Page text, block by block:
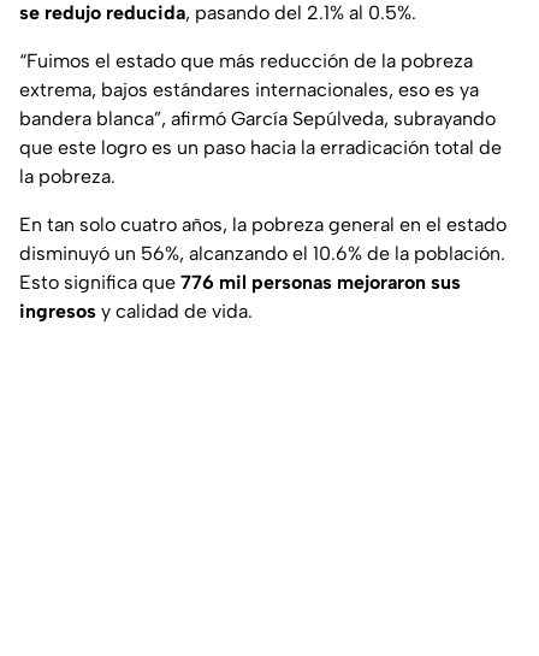
se redujo reducida, pasando del 2.1% al 0.5%.
“Fuimos el estado que más reducción de la pobreza
extrema, bajos estándares internacionales, eso es ya
bandera blanca”, afirmó García Sepúlveda, subrayando
que este logro es un paso hacia la erradicación total de
la pobreza.
En tan solo cuatro años, la pobreza general en el estado
disminuyó un 56%, alcanzando el 10.6% de la población.
Esto significa que 776 mil personas mejoraron sus
ingresos y calidad de vida.